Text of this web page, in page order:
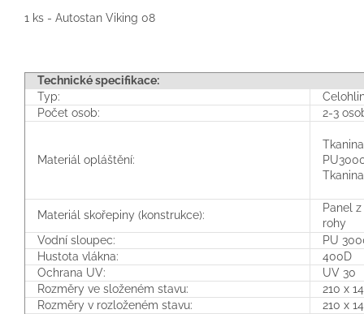
1 ks - Autostan Viking 08
Technické specifikace:
Typ:
Počet osob:
2-3
Materiál opláštění:
Materiál skořepiny (konstrukce):
Panel
rohy
Vodní sloupec:
PU
Hustota vlákna:
400D
Ochrana UV:
UV 30
Rozměry ve složeném stavu:
210 x
Rozměry v rozloženém stavu:
210 x